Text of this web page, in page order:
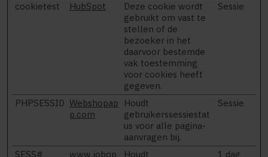
cookietest HubSpot
Deze cookie wordt
gebruikt om vast te
stellen of de
bezoeker in het
daarvoor bestemde
vak toestemming
voor cookies heeft
gegeven.
Sessie
PHPSESSID Webshopap
p.com
Houdt
gebruikerssessiestat
us voor alle pagina-
aanvragen bij.
Sessie
SESS#
www.jobop
Houdt
1 dag